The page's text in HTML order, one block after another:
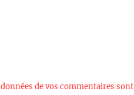
de vos commentaires sont